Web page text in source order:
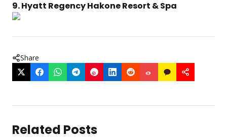
9. Hyatt Regency Hakone Resort & Spa
Share
Related Posts